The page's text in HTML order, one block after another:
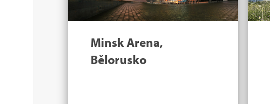
Minsk Arena,
Bělorusko